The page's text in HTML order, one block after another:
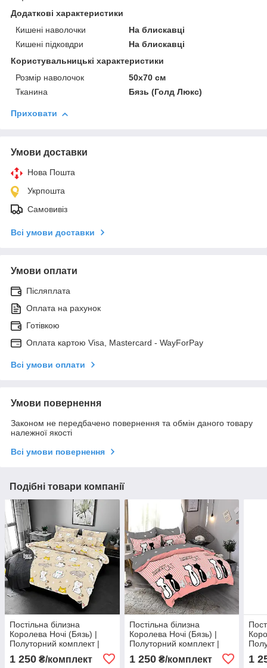
Додаткові характеристики
Кишені наволочки
На блискавці
Кишені підковдри
На блискавці
Користувальницькі характеристики
Розмір наволочок
50х70 см
Тканина
Бязь (Голд Люкс)
Приховати
Умови доставки
Нова Пошта
Укрпошта
Самовивіз
Всі умови доставки
Умови оплати
Післяплата
Оплата на рахунок
Готівкою
Оплата картою Visa, Mastercard - WayForPay
Всі умови оплати
Умови повернення
Законом не передбачено повернення та обмін даного товару
належної якості
Всі умови повернення
Подібні товари компанії
Постільна білизна
Королева Ночі (Бязь) |
Полуторний комплект |
50х70 | Коти на бежевому
1 250 ₴/комплект
Постільна білизна
Королева Ночі (Бязь) |
Полуторний комплект |
50х70 | Коти з клубками на
смугах
1 250₴/комплект
на
1